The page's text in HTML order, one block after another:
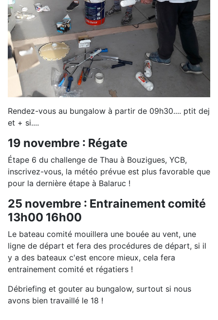
Rendez-vous au bungalow à partir de 09h30.... ptit dej
et + si....
19 novembre : Régate
Étape 6 du challenge de Thau à Bouzigues, YCB,
inscrivez-vous, la météo prévue est plus favorable que
pour la dernière étape à Balaruc !
25 novembre : Entrainement comité
13h00 16h00
Le bateau comité mouillera une bouée au vent, une
ligne de départ et fera des procédures de départ, si il
y a des bateaux c'est encore mieux, cela fera
entrainement comité et régatiers !
Débriefing et gouter au bungalow, surtout si nous
avons bien travaillé le 18 !